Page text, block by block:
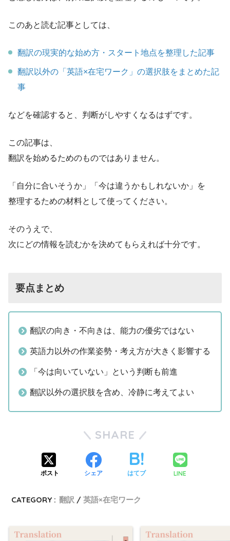
このあと読む記事としては、
翻訳の現実的な始め方・スタート地点を整理した記事
翻訳以外の「英語×在宅ワーク」の選択肢をまとめた記
事
などを確認すると、判断がしやすくなるはずです。
この記事は、
翻訳を始めるためのものではありません。
「自分に合いそうか」「今は違うかもしれないか」を
整理するための材料として使ってください。
そのうえで、
次にどの情報を読むかを決めてもらえれば十分です。
要点まとめ
翻訳の向き・不向きは、能力の優劣ではない
英語力以外の作業姿勢・考え方が大きく影響する
「今は向いていない」という判断も前進
翻訳以外の選択肢を含め、冷静に考えてよい
SHARE
ポスト シェア はてブ LINE
CATEGORY : 翻訳 英語×在宅ワーク